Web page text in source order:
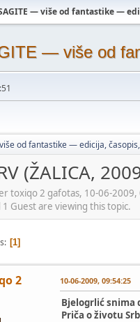
— više od fantastike —
— više od
od fantastike — edicija,
(ŽALICA,
toxiqo 2 gafotas, 10-06-2009,
Guest are viewing this topic.
1
2
10-06-2009, 09:54:25
Bjelogrlić snima
Priča o životu